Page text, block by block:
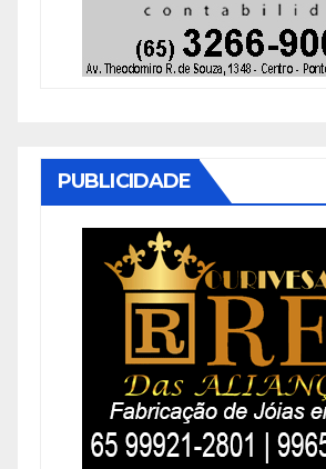
PUBLICIDADE